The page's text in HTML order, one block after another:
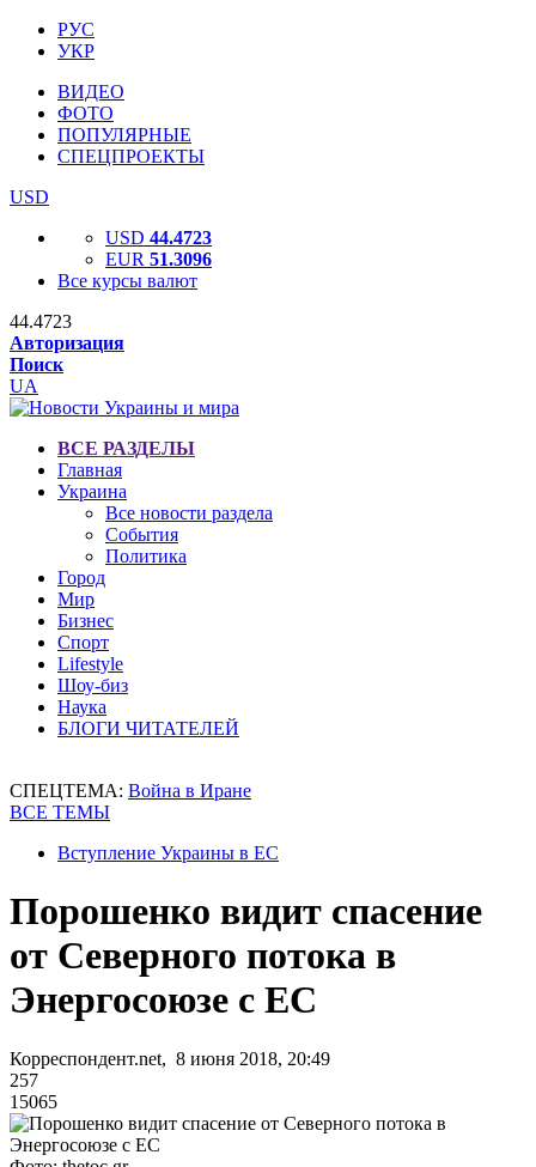
РУС
УКР
ВИДЕО
ФОТО
ПОПУЛЯРНЫЕ
СПЕЦПРОЕКТЫ
USD
USD 44.4723
EUR 51.3096
Все курсы валют
44.4723
Авторизация
Поиск
UA
ВСЕ РАЗДЕЛЫ
Главная
Украина
Все новости раздела
События
Политика
Город
Мир
Бизнес
Спорт
Lifestyle
Шоу-биз
Наука
БЛОГИ ЧИТАТЕЛЕЙ
СПЕЦТЕМА: Война в Иране
ВСЕ ТЕМЫ
Вступление Украины в ЕС
Порошенко видит спасение
от Северного потока в
Энергосоюзе с ЕС
Корреспондент.net, 8 июня 2018, 20:49
257
15065